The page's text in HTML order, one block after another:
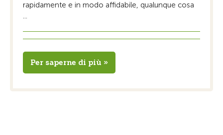
rapidamente e in modo affidabile, qualunque cosa
...
Per saperne di più »